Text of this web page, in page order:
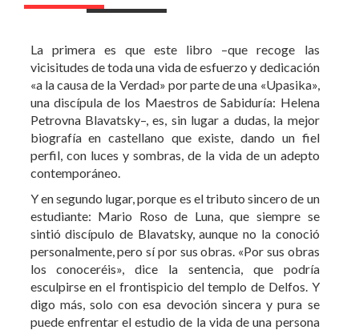
La primera es que este libro –que recoge las
vicisitudes de toda una vida de esfuerzo y dedicación
«a la causa de la Verdad» por parte de una «Upasika»,
una discípula de los Maestros de Sabiduría: Helena
Petrovna Blavatsky–, es, sin lugar a dudas, la mejor
biografía en castellano que existe, dando un fiel
perfil, con luces y sombras, de la vida de un adepto
contemporáneo.
Y en segundo lugar, porque es el tributo sincero de un
estudiante: Mario Roso de Luna, que siempre se
sintió discípulo de Blavatsky, aunque no la conoció
personalmente, pero sí por sus obras. «Por sus obras
los conoceréis», dice la sentencia, que podría
esculpirse en el frontispicio del templo de Delfos. Y
digo más, solo con esa devoción sincera y pura se
puede enfrentar el estudio de la vida de una persona